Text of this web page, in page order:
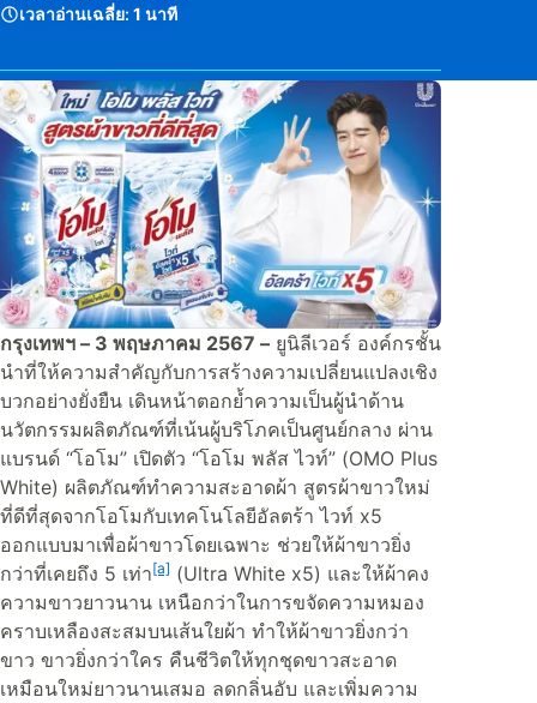
เวลาอ่านเฉลี่ย: 1 นาที
กรุงเทพฯ – 3 พฤษภาคม 2567 – ยูนิลีเวอร์ องค์กรชั้น
นำที่ให้ความสำคัญกับการสร้างความเปลี่ยนแปลงเชิง
บวกอย่างยั่งยืน เดินหน้าตอกย้ำความเป็นผู้นำด้าน
นวัตกรรมผลิตภัณฑ์ที่เน้นผู้บริโภคเป็นศูนย์กลาง ผ่าน
แบรนด์ “โอโม” เปิดตัว “โอโม พลัส ไวท์” (OMO Plus
White) ผลิตภัณฑ์ทำความสะอาดผ้า สูตรผ้าขาวใหม่
ที่ดีที่สุดจากโอโมกับเทคโนโลยีอัลตร้า ไวท์ x5
ออกแบบมาเพื่อผ้าขาวโดยเฉพาะ ช่วยให้ผ้าขาวยิ่ง
กว่าที่เคยถึง 5 เท่า[a] (Ultra White x5) และให้ผ้าคง
ความขาวยาวนาน เหนือกว่าในการขจัดความหมอง
คราบเหลืองสะสมบนเส้นใยผ้า ทำให้ผ้าขาวยิ่งกว่า
ขาว ขาวยิ่งกว่าใคร คืนชีวิตให้ทุกชุดขาวสะอาด
เหมือนใหม่ยาวนานเสมอ ลดกลิ่นอับ และเพิ่มความ